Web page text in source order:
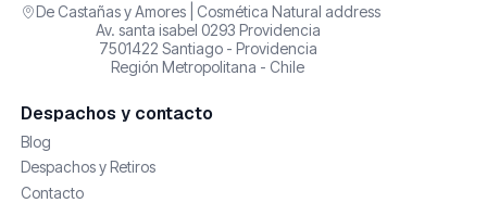
De Castañas y Amores | Cosmética Natural address
Av. santa isabel 0293 Providencia
7501422 Santiago - Providencia
Región Metropolitana - Chile
Despachos y contacto
Blog
Despachos y Retiros
Contacto